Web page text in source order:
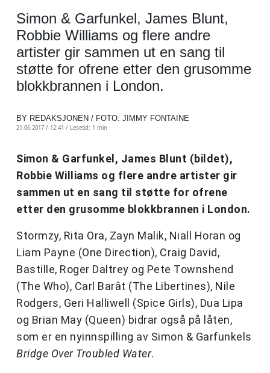
Simon & Garfunkel, James Blunt,
Robbie Williams og flere andre
artister gir sammen ut en sang til
støtte for ofrene etter den grusomme
blokkbrannen i London.
BY REDAKSJONEN / FOTO: JIMMY FONTAINE
21.06.2017 / 12:41 / Lesetid: 1 min
Simon & Garfunkel, James Blunt (bildet),
Robbie Williams og flere andre artister gir
sammen ut en sang til støtte for ofrene
etter den grusomme blokkbrannen i London.
Stormzy, Rita Ora, Zayn Malik, Niall Horan og
Liam Payne (One Direction), Craig David,
Bastille, Roger Daltrey og Pete Townshend
(The Who), Carl Barât (The Libertines), Nile
Rodgers, Geri Halliwell (Spice Girls), Dua Lipa
og Brian May (Queen) bidrar også på låten,
som er en nyinnspilling av Simon & Garfunkels
Bridge Over Troubled Water.